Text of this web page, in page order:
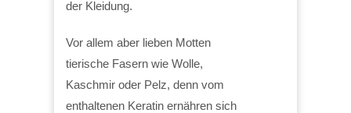
der Kleidung.
Vor allem aber lieben Motten
tierische Fasern wie Wolle,
Kaschmir oder Pelz, denn vom
enthaltenen Keratin ernähren sich